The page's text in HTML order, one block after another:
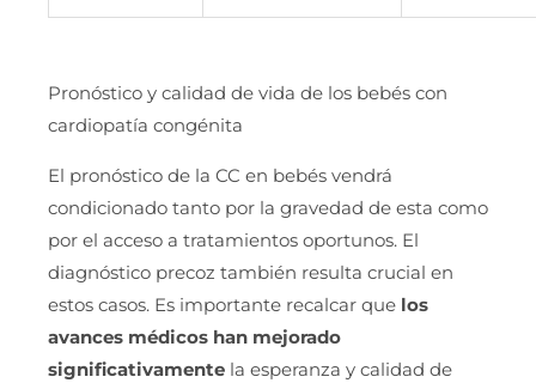
Pronóstico y calidad de vida de los bebés con
cardiopatía congénita
El pronóstico de la CC en bebés vendrá
condicionado tanto por la gravedad de esta como
por el acceso a tratamientos oportunos. El
diagnóstico precoz también resulta crucial en
estos casos. Es importante recalcar que los
avances médicos han mejorado
significativamente la esperanza y calidad de